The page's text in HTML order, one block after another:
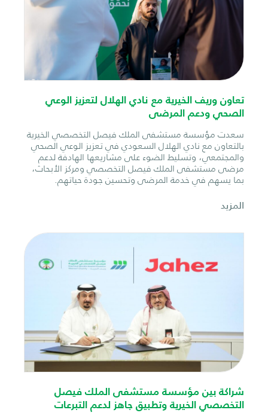
تعاون وريف الخيرية مع نادي الهلال لتعزيز الوعي
الصحي ودعم المرضى
سعدت مؤسسة مستشفى الملك فيصل التخصصي الخيرية
بالتعاون مع نادي الهلال السعودي في تعزيز الوعي الصحي
والمجتمعي، وتسليط الضوء على مشاريعها الهادفة لدعم
مرضى مستشفى الملك فيصل التخصصي ومركز الأبحاث،
بما يسهم في خدمة المرضى وتحسين جودة حياتهم.
المزيد
شراكة بين مؤسسة مستشفى الملك فيصل
التخصصي الخيرية وتطبيق جاهز لدعم التبرعات